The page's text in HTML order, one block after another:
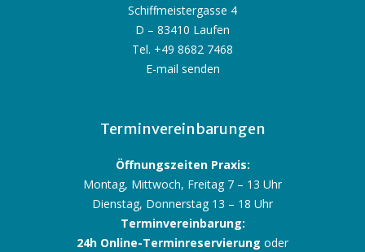
Schiffmeistergasse 4
D – 83410 Laufen
Tel. +49 8682 7468
E-mail senden
Terminvereinbarungen
Öffnungszeiten Praxis:
Montag, Mittwoch, Freitag 7 – 13 Uhr
Dienstag, Donnerstag 13 – 18 Uhr
Terminvereinbarung:
24h Online-Terminreservierung oder